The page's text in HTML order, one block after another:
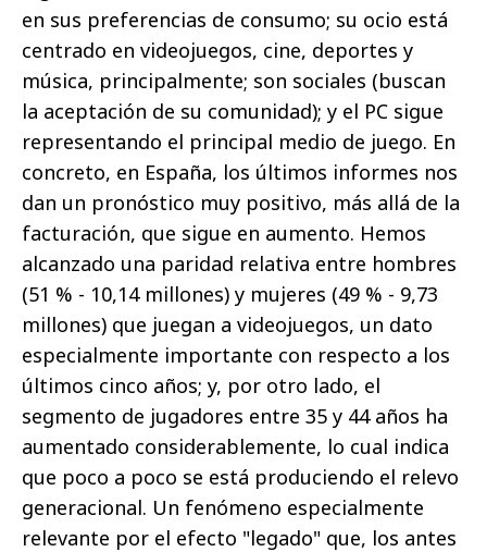
en sus preferencias de consumo; su ocio está
centrado en videojuegos, cine, deportes y
música, principalmente; son sociales (buscan
la aceptación de su comunidad); y el PC sigue
representando el principal medio de juego. En
concreto, en España, los últimos informes nos
dan un pronóstico muy positivo, más allá de la
facturación, que sigue en aumento. Hemos
alcanzado una paridad relativa entre hombres
(51 % - 10,14 millones) y mujeres (49 % - 9,73
millones) que juegan a videojuegos, un dato
especialmente importante con respecto a los
últimos cinco años; y, por otro lado, el
segmento de jugadores entre 35 y 44 años ha
aumentado considerablemente, lo cual indica
que poco a poco se está produciendo el relevo
generacional. Un fenómeno especialmente
relevante por el efecto "legado" que, los antes